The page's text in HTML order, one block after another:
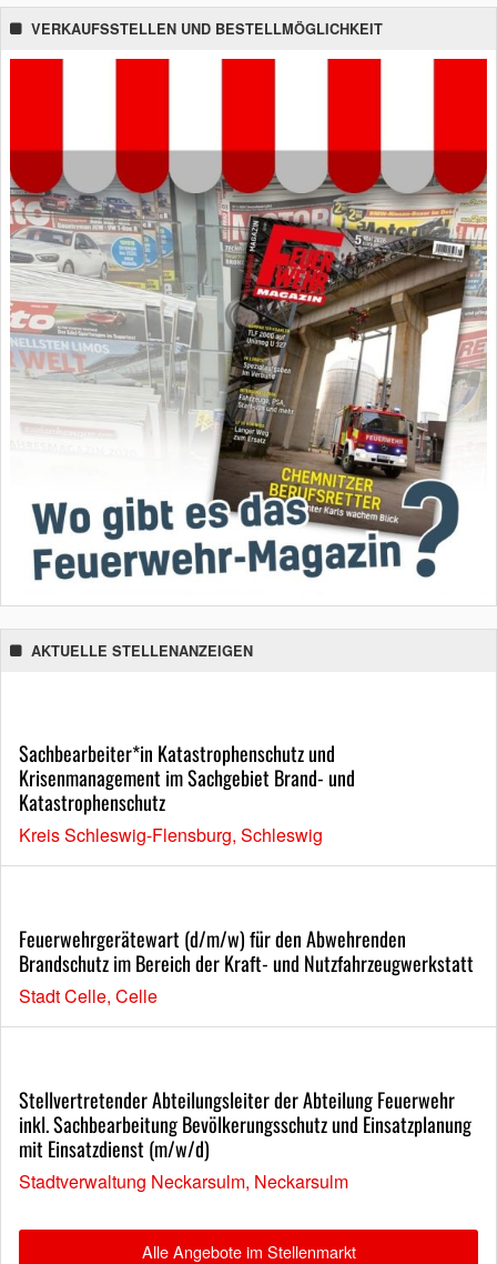
VERKAUFSSTELLEN UND BESTELLMÖGLICHKEIT
AKTUELLE STELLENANZEIGEN
Sachbearbeiter*in Katastrophenschutz und
Krisenmanagement im Sachgebiet Brand- und
Katastrophenschutz
Kreis Schleswig-Flensburg, Schleswig
Feuerwehrgerätewart (d/m/w) für den Abwehrenden
Brandschutz im Bereich der Kraft- und Nutzfahrzeugwerkstatt
Stadt Celle, Celle
Stellvertretender Abteilungsleiter der Abteilung Feuerwehr
inkl. Sachbearbeitung Bevölkerungsschutz und Einsatzplanung
mit Einsatzdienst (m/w/d)
Stadtverwaltung Neckarsulm, Neckarsulm
Alle Angebote im Stellenmarkt